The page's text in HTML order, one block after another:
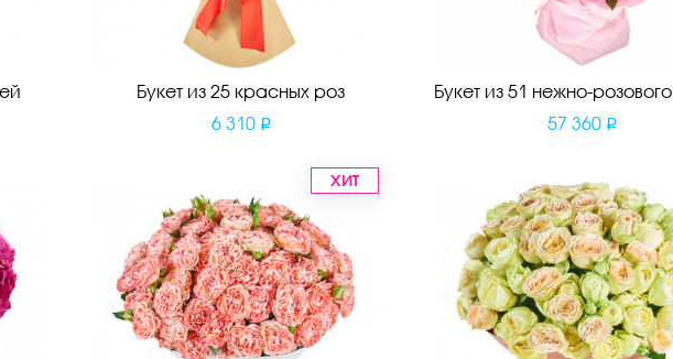
Букет из 25 красных роз
6 310
Букет из 51 нежно-
57 360
ХИТ